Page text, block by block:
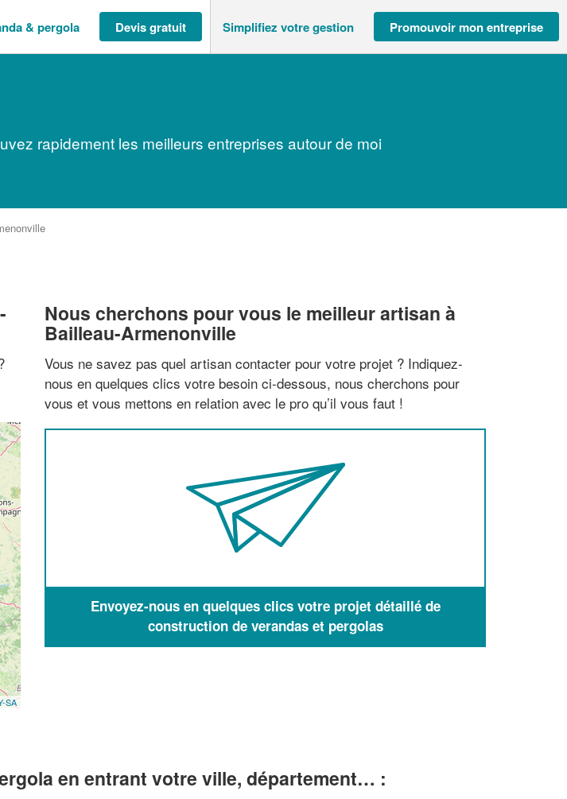
& pergola Devis gratuit Simplifiez votre gestion Promouvoir mon entreprise
rapidement les meilleurs entreprises autour de moi
SA
Nous cherchons pour vous le meilleur artisan à
Bailleau-Armenonville
Vous ne savez pas quel artisan contacter pour votre projet ? Indiquez-
nous en quelques clics votre besoin ci-dessous, nous cherchons pour
vous et vous mettons en relation avec le pro qu’il vous faut !
Envoyez-nous en quelques clics votre projet détaillé de
construction de verandas et pergolas
en entrant votre ville, département… :